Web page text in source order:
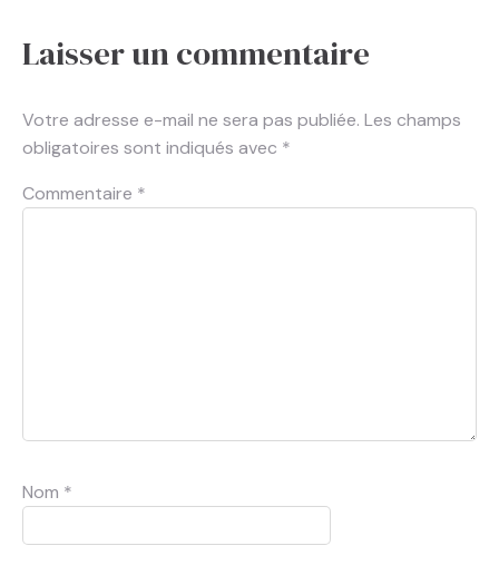
Laisser un commentaire
Votre adresse e-mail ne sera pas publiée. Les champs
obligatoires sont indiqués avec *
Commentaire *
Nom *